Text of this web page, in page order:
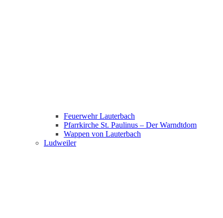
Feuerwehr Lauterbach
Pfarrkirche St. Paulinus – Der Warndtdom
Wappen von Lauterbach
Ludweiler